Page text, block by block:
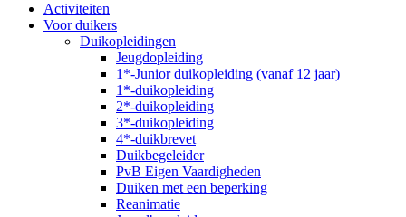
Activiteiten
Voor duikers
Duikopleidingen
Jeugdopleiding
1*-Junior duikopleiding (vanaf 12 jaar)
1*-duikopleiding
2*-duikopleiding
3*-duikopleiding
4*-duikbrevet
Duikbegeleider
PvB Eigen Vaardigheden
Duiken met een beperking
Reanimatie